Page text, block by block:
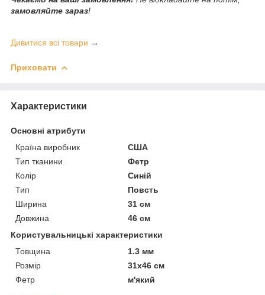
замовляйте зараз!
Дивитися всі товари →
Приховати
Характеристики
Основні атрибути
Країна виробник
США
Тип тканини
Фетр
Колір
Синій
Тип
Повсть
Ширина
31 см
Довжина
46 см
Користувальницькі характеристики
Товщина
1.3 мм
Розмір
31х46 см
Фетр
м'який